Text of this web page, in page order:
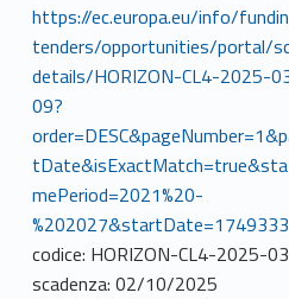
https://ec.europa.eu/info/
tenders/opportunities/portal/
details/HORIZON-CL4-2025-
09?
mePeriod=2021%20-
codice: HORIZON-CL4-2025-
scadenza: 02/10/2025